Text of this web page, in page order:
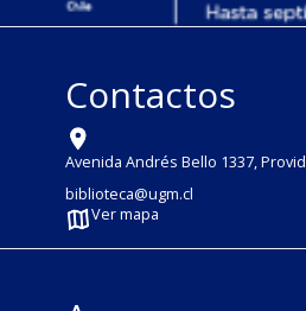
Contactos
Avenida Andrés Bello 1337,
biblioteca@ugm.cl
Ver mapa